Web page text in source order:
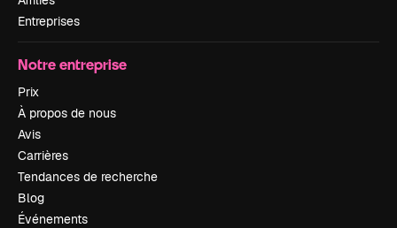
Entreprises
Notre entreprise
Prix
À propos de nous
Avis
Carrières
Tendances de recherche
Blog
Événements